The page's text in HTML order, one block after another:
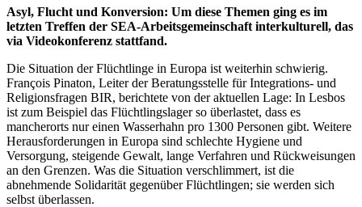
Asyl, Flucht und Konversion: Um diese Themen ging es im
letzten Treffen der SEA-Arbeitsgemeinschaft interkulturell, das
via Videokonferenz stattfand.
Die Situation der Flüchtlinge in Europa ist weiterhin schwierig.
François Pinaton, Leiter der Beratungsstelle für Integrations- und
Religionsfragen BIR, berichtete von der aktuellen Lage: In Lesbos
ist zum Beispiel das Flüchtlingslager so überlastet, dass es
mancherorts nur einen Wasserhahn pro 1300 Personen gibt. Weitere
Herausforderungen in Europa sind schlechte Hygiene und
Versorgung, steigende Gewalt, lange Verfahren und Rückweisungen
an den Grenzen. Was die Situation verschlimmert, ist die
abnehmende Solidarität gegenüber Flüchtlingen; sie werden sich
selbst überlassen.